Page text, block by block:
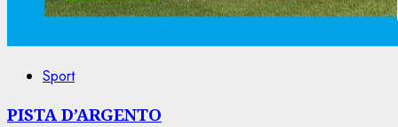
Sport
PISTA D’ARGENTO